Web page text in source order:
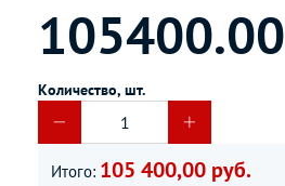
105400.00
Количество, шт.
Итого: 105 400,00 руб.